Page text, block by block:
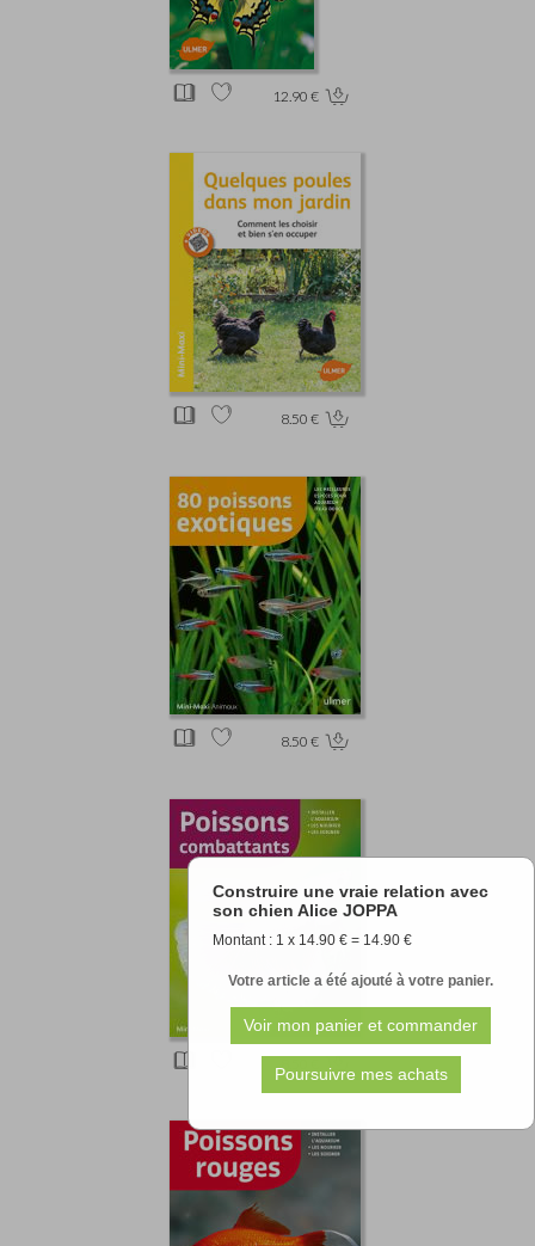
Construire une vraie relation avec
son chien Alice JOPPA
Montant : 1 x 14.90 € = 14.90 €
Votre article a été ajouté à votre panier.
12.90 €
8.50 €
8.50 €